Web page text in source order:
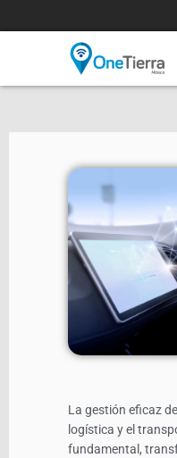
La gestión eficaz
logística y el
fundamental,